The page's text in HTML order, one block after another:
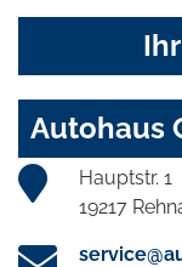
Autohaus
Hauptstr. 1
19217